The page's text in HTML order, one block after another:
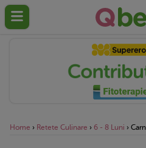
Home › Retete Culinare › 6 - 8 Luni ›